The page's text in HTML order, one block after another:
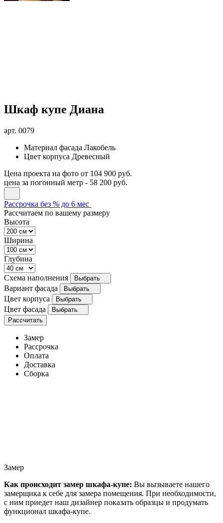
Шкаф купе Диана
арт. 0079
Материал фасада Лакобель
Цвет корпуса Древесный
Цена проекта на фото от 104 900 руб.
цена за погонный метр - 58 200 руб.
Рассрочка без % до 6 мес
Рассчитаем по вашему размеру
Высота
Ширина
Глубина
Схема наполнения Выбрать
Вариант фасада Выбрать
Цвет корпуса Выбрать
Цвет фасада
Выбрать
Рассчитать
Замер
Рассрочка
Оплата
Доставка
Сборка
Замер
Как происходит замер шкафа-купе: Вы вызываете нашего
замерщика к себе для замера помещения. При необходимости,
с ним приедет наш дизайнер показать образцы и продумать
функционал шкафа-купе.